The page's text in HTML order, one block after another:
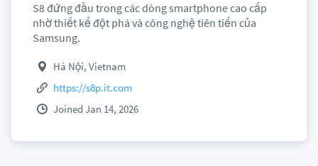
S8 đứng đầu trong các dòng smartphone cao cấp
nhờ thiết kế đột phá và công nghệ tiên tiến của
Samsung.
Hà Nội, Vietnam
https://s8p.it.com
Joined Jan 14, 2026